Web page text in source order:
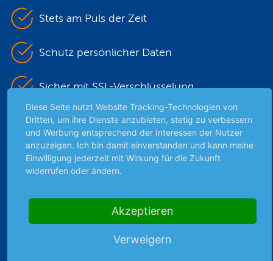
Stets am Puls der Zeit
Schutz persönlicher Daten
Sicher mit SSL-Verschlüsselung
Highlights
Archiv
Börsenbericht
Börsennews
Diese Seite nutzt Website Tracking-Technologien von
Dritten, um ihre Dienste anzubieten, stetig zu verbessern
und Werbung entsprechend der Interessen der Nutzer
anzuzeigen. Ich bin damit einverstanden und kann meine
Einwilligung jederzeit mit Wirkung für die Zukunft
widerrufen oder ändern.
Akzeptieren
Verweigern